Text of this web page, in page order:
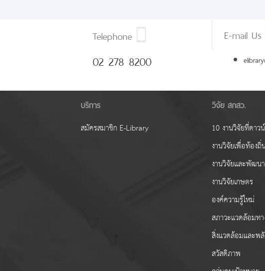
Telephone
02 278 8200
E-mail Us
บริการ
สมัครสมาชิก E-Library
วิจัย สกสว.
10 งานวิจัยที่ดาว
งานวิจัยเพื่อท้องถิ่
งานวิจัยและพัฒน
งานวิจัยเกษตร
องค์ความรู้ใหม่
สภาวะแวดล้อมท
สิ่งแวดล้อมและพ
สวัสดิภาพ